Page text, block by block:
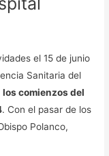
el 15 de junio
Sanitaria del
los comienzos del
. Con el pasar de los
Polanco,